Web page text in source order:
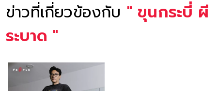
ข่าวที่เกี่ยวข้องกับ " ขุนกระบี่ ผี
ระบาด "